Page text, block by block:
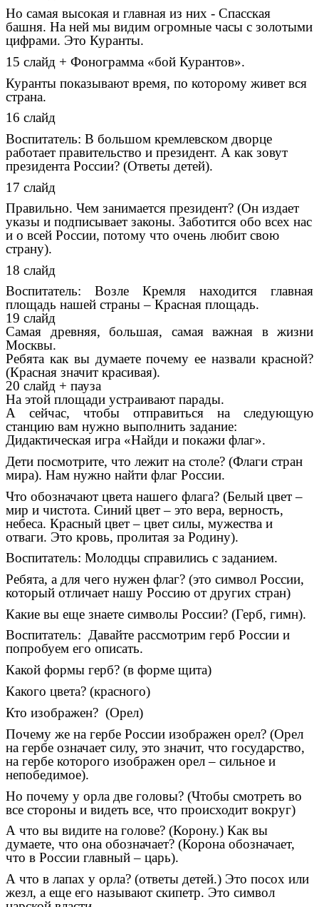
Но самая высокая и главная из них - Спасская
башня. На ней мы видим огромные часы с золотыми
цифрами. Это Куранты.
15 слайд + Фонограмма «бой Курантов».
Куранты показывают время, по которому живет вся
страна.
16 слайд
Воспитатель: В большом кремлевском дворце
работает правительство и президент. А как зовут
президента России? (Ответы детей).
17 слайд
Правильно. Чем занимается президент? (Он издает
указы и подписывает законы. Заботится обо всех нас
и о всей России, потому что очень любит свою
страну).
18 слайд
Воспитатель: Возле Кремля находится главная
площадь нашей страны – Красная площадь.
19 слайд
Самая древняя, большая, самая важная в жизни
Москвы.
Ребята как вы думаете почему ее назвали красной?
(Красная значит красивая).
20 слайд + пауза
На этой площади устраивают парады.
А сейчас, чтобы отправиться на следующую
станцию вам нужно выполнить задание:
Дидактическая игра «Найди и покажи флаг».
Дети посмотрите, что лежит на столе? (Флаги стран
мира). Нам нужно найти флаг России.
Что обозначают цвета нашего флага? (Белый цвет –
мир и чистота. Синий цвет – это вера, верность,
небеса. Красный цвет – цвет силы, мужества и
отваги. Это кровь, пролитая за Родину).
Воспитатель: Молодцы справились с заданием.
Ребята, а для чего нужен флаг? (это символ России,
который отличает нашу Россию от других стран)
Какие вы еще знаете символы России? (Герб, гимн).
Воспитатель: Давайте рассмотрим герб России и
попробуем его описать.
Какой формы герб? (в форме щита)
Какого цвета? (красного)
Кто изображен? (Орел)
Почему же на гербе России изображен орел? (Орел
на гербе означает силу, это значит, что государство,
на гербе которого изображен орел – сильное и
непобедимое).
Но почему у орла две головы? (Чтобы смотреть во
все стороны и видеть все, что происходит вокруг)
А что вы видите на голове? (Корону.) Как вы
думаете, что она обозначает? (Корона обозначает,
что в России главный – царь).
А что в лапах у орла? (ответы детей.) Это посох или
жезл, а еще его называют скипетр. Это символ